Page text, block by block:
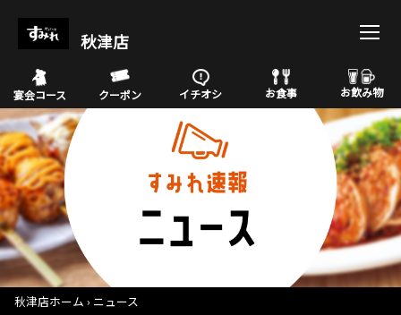
秋津店
宴会コース クーポン イチオシ お食事 お飲み物
秋津店ホーム ニュース